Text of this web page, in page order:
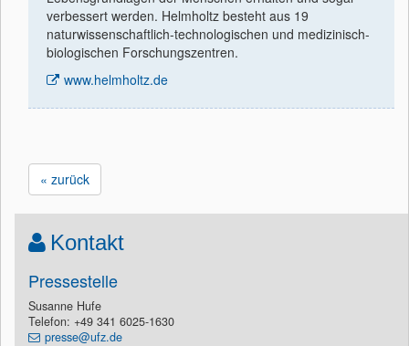
verbessert werden. Helmholtz besteht aus 19
naturwissenschaftlich-technologischen und medizinisch-
biologischen Forschungszentren.
www.helmholtz.de
« zurück
Kontakt
Pressestelle
Susanne Hufe
Telefon: +49 341 6025-1630
presse@ufz.de